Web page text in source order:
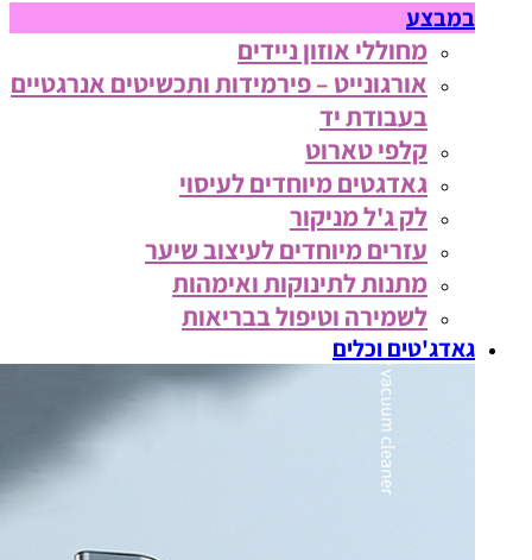
במבצע
מחוללי אוזון ניידים
אורגונייט – פירמידות ותכשיטים אנרגטיים
בעבודת יד
קלפי טארוט
גאדגטים מיוחדים לעיסוי
לק ג'ל מניקור
עזרים מיוחדים לעיצוב שיער
מתנות לתינוקות ואימהות
לשמירה וטיפול בבריאות
גאדג'טים וכלים